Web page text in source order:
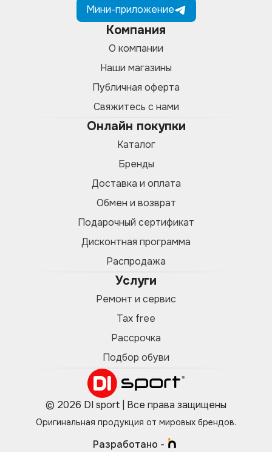
Мини-приложение
Компания
О компании
Наши магазины
Публичная оферта
Свяжитесь с нами
Онлайн покупки
Каталог
Бренды
Доставка и оплата
Обмен и возврат
Подарочный сертификат
Дисконтная программа
Распродажа
Услуги
Ремонт и сервис
Tax free
Рассрочка
Подбор обуви
© 2026 DI sport | Все права защищены
Оригинальная продукция от мировых брендов.
Разработано -